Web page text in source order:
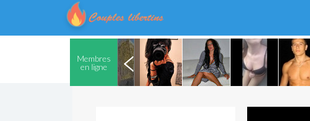
Membres
en ligne